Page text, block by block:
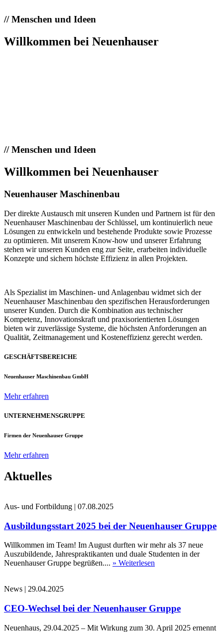
//Menschen und Ideen
Willkommen bei Neuenhauser
//Menschen und Ideen
Willkommen bei Neuenhauser
Neuenhauser Maschinenbau
Der direkte Austausch mit unseren Kunden und Partnern ist für den
Neuenhauser Maschinenbau der Schlüssel, um kontinuierlich neue
Lösungen zu entwickeln und bestehende Produkte sowie Prozesse
zu optimieren. Mit unserem Know-how und unserer Erfahrung
stehen wir unseren Kunden eng zur Seite, erarbeiten individuelle
Konzepte und sichern höchste Effizienz in allen Projekten.
Als Spezialist im Maschinen- und Anlagenbau widmet sich der
Neuenhauser Maschinenbau den spezifischen Herausforderungen
unserer Kunden. Durch die Kombination aus technischer
Kompetenz, Innovationskraft und praxisorientierten Lösungen
bieten wir zuverlässige Systeme, die höchsten Anforderungen an
Qualität, Zeitmanagement und Kosteneffizienz gerecht werden.
GESCHÄFTSBEREICHE
Neuenhauser Maschinenbau GmbH
Mehr erfahren
UNTERNEHMENSGRUPPE
Firmen der Neuenhauser Gruppe
Mehr erfahren
Aktuelles
Aus- und Fortbildung | 07.08.2025
Ausbildungsstart 2025 bei der Neuenhauser Gruppe
Willkommen im Team! Im August durften wir mehr als 37 neue
Auszubildende, Jahrespraktikanten und duale Studenten in der
Neuenhauser Gruppe begrüßen.... » Weiterlesen
News | 29.04.2025
CEO-Wechsel bei der Neuenhauser Gruppe
Neuenhaus, 29.04.2025 – Mit Wirkung zum 30. April 2025 ernennt